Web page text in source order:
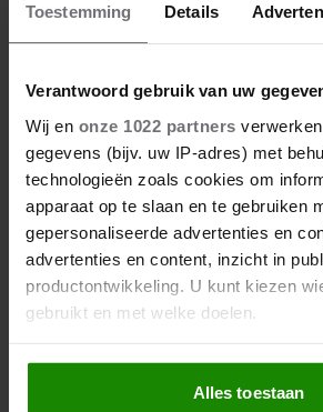
Toestemming Details
Verantwoord gebruik van uw
Wij en onze 1022 partners
gegevens (bijv. uw IP-adres) met
technologieën zoals cookies om
apparaat op te slaan en te gebruiken
gepersonaliseerde advertenties en
advertenties en content, inzicht in
productontwikkeling. U kunt kiezen
gebruikt en met welke doelen.
Als u het toestaat, willen we ook
Informatie verzamelen over
Alles toestaan
22 april 2022
HOREN:
VOOR ELIZABETH
Een mooie, maar luidruchtige
eigenlijk bij ons?